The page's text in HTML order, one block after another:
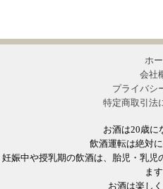
ホ
会社
プライバシ
特定商取引法
お酒は20歳に
飲酒運転は絶対に
妊娠中や授乳期の飲酒は、胎児・乳児
ます
お酒は楽しく